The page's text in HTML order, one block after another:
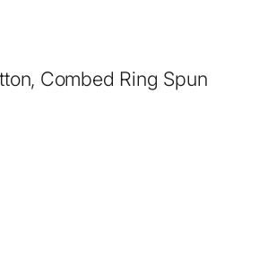
Combed Ring Spun